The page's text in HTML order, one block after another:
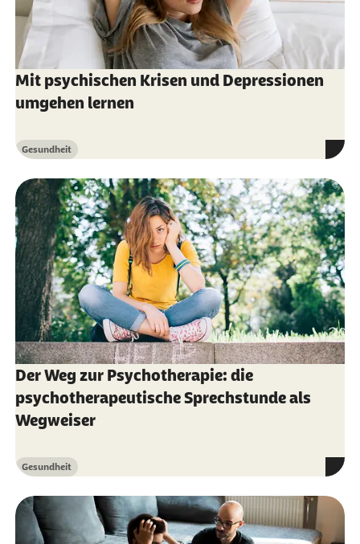
Mit psychischen Krisen und Depressionen
umgehen lernen
Kategorie
Gesundheit
Der Weg zur Psychotherapie: die
psychotherapeutische Sprechstunde als
Wegweiser
Kategorie
Gesundheit